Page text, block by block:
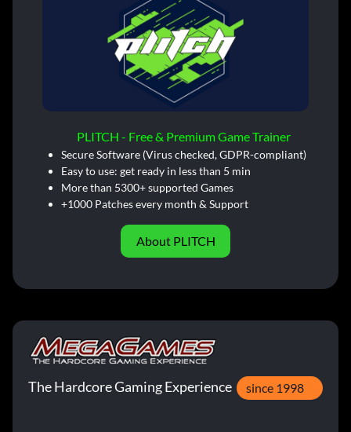
PLITCH - Free & Premium Game Trainer
Secure Software (Virus checked, GDPR-compliant)
Easy to use: get ready in less than 5 min
More than 5300+ supported Games
+1000 Patches every month & Support
About PLITCH
The Hardcore Gaming Experience since 1998